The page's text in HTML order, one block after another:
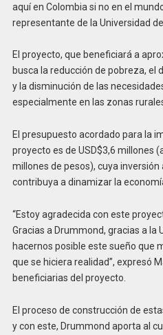
aquí en Colombia si no en el
representante de la Universidad
El proyecto, que beneficiará a
busca la reducción de pobreza,
y la disminución de las
especialmente en las zonas
El presupuesto acordado para la
proyecto es de USD$3,6 millones
millones de pesos), cuya
contribuya a dinamizar la
“Estoy agradecida con este
Gracias a Drummond, gracias a la
hacernos posible este sueño que
que se hiciera realidad”, expresó
beneficiarias del proyecto.
El proceso de construcción de
y con este, Drummond aporta al